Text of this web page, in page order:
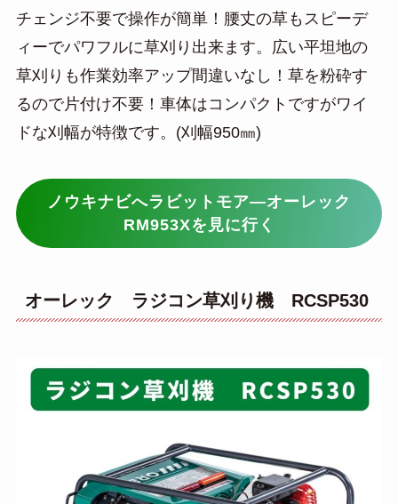
チェンジ不要で操作が簡単！腰丈の草もスピーデ
ィーでパワフルに草刈り出来ます。広い平坦地の
草刈りも作業効率アップ間違いなし！草を粉砕す
るので片付け不要！車体はコンパクトですがワイ
ドな刈幅が特徴です。(刈幅950㎜)
ノウキナビへラビットモア―オーレック
RM953Xを見に行く
オーレック ラジコン草刈り機 RCSP530